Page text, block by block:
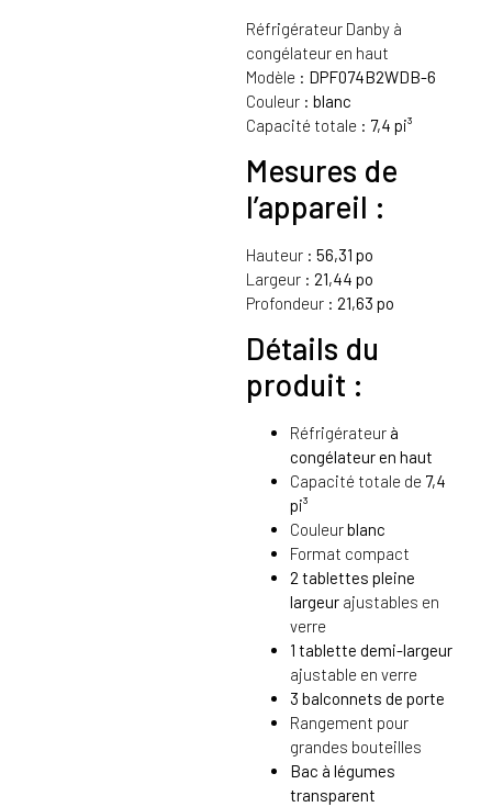
Réfrigérateur Danby à
congélateur en haut
Modèle : DPF074B2WDB-6
Couleur : blanc
Capacité totale : 7,4 pi³
Mesures de
l’appareil :
Hauteur : 56,31 po
Largeur : 21,44 po
Profondeur : 21,63 po
Détails du
produit :
Réfrigérateur à
congélateur en haut
Capacité totale de 7,4
pi³
Couleurblanc
Format compact
2 tablettes pleine
largeur ajustables en
verre
1 tablette demi-largeur
ajustable en verre
3 balconnets de porte
Rangement pour
grandes bouteilles
Bac à légumes
transparent